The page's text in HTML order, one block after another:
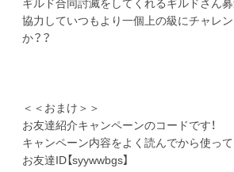
協力していつもより一個上の級にチャレ
か？？
＜＜おまけ＞＞
お友達紹介キャンペーンのコードです！
キャンペーン内容をよく読んでから使って
お友達ID【syywwbgs】